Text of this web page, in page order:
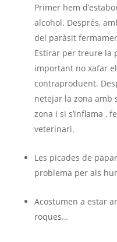
Primer hem
alcohol. Després,
del paràsit
Estirar per treure la
important no xafar
contraproduent.
netejar la zona amb
zona i si s’inflama ,
veterinari.
Les picades de
problema per als
Acostumen a estar
roques…